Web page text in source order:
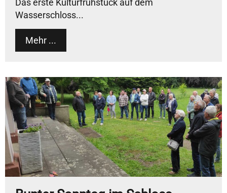
Das erste Kulturfrühstück auf dem
Wasserschloss...
Mehr ...